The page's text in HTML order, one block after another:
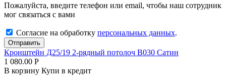
Пожалуйста, введите телефон или email, чтобы наш сотрудник
мог связаться с вами
Согласие на обработку персональных данных.
Отправить
Кронштейн Д25/19 2-рядный потолоч В030 Сатин
1 080.00 Р
В корзину Купи в кредит